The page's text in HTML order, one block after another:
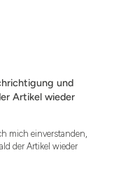
und
Artikel wieder
mich einverstanden,
der Artikel wieder